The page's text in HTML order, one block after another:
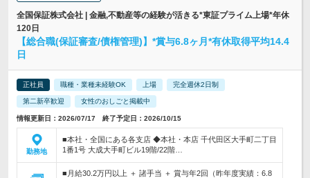
全国保証株式会社 | 金融,不動産等の経験が活きる*東証プライム上場*年休
120日
【総合職(保証審査/債権管理)】*賞与6.8ヶ月*有休取得平均14.4
日
正社員 職種・業種未経験OK 上場 完全週休2日制
第二新卒歓迎 女性のおしごと掲載中
情報更新日：2026/07/17 終了予定日：2026/10/15
勤務地
■本社・全国にある各支店 ◆本社・本店 千代田区大手町二丁目
1番1号 大成大手町ビル19階/22階…
■月給30.2万円以上 ＋ 諸手当 ＋ 賞与年2回（昨年度実績：6.8